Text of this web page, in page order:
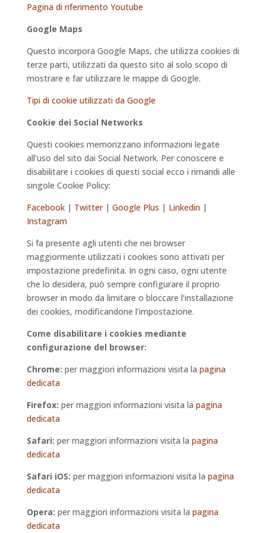
Pagina di riferimento Youtube
Google Maps
Questo incorpora Google Maps, che utilizza cookies di
terze parti, utilizzati da questo sito al solo scopo di
mostrare e far utilizzare le mappe di Google.
Tipi di cookie utilizzati da Google
Cookie dei Social Networks
Questi cookies memorizzano informazioni legate
all’uso del sito dai Social Network. Per conoscere e
disabilitare i cookies di questi social ecco i rimandi alle
singole Cookie Policy:
Facebook| Twitter| Google Plus | Linkedin|
Instagram
Si fa presente agli utenti che nei browser
maggiormente utilizzati i cookies sono attivati per
impostazione predefinita. In ogni caso, ogni utente
che lo desidera, può sempre configurare il proprio
browser in modo da limitare o bloccare l’installazione
dei cookies, modificandone l’impostazione.
Come disabilitare i cookies mediante
configurazione del browser:
Chrome: per maggiori informazioni visita la pagina
dedicata
Firefox: per maggiori informazioni visita la pagina
dedicata
Safari: per maggiori informazioni visita la pagina
dedicata
Safari iOS: per maggiori informazioni visita la pagina
dedicata
Opera: per maggiori informazioni visita la pagina
dedicata